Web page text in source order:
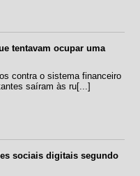
tentavam ocupar uma
contra o sistema financeiro
saíram às ru[...]
sociais digitais segundo